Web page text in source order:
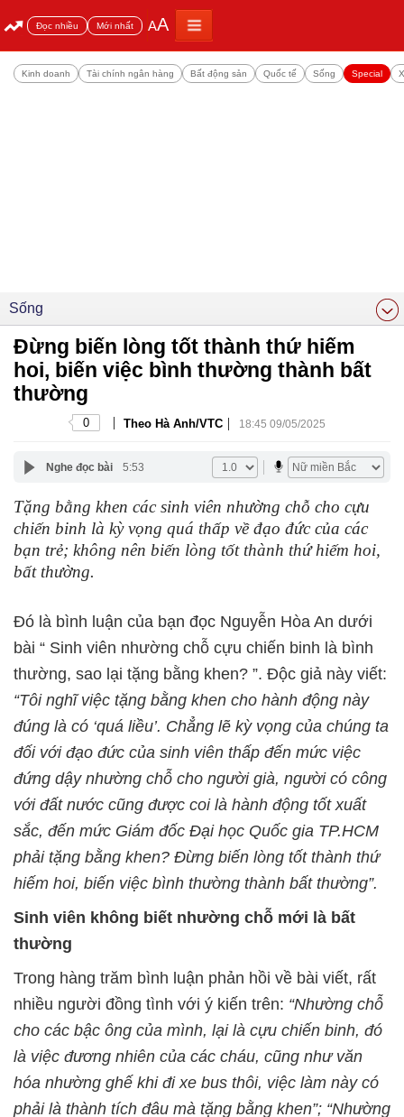
Đọc nhiều Mới nhất AA
Kinh doanh Tài chính ngân hàng Bất động sản Quốc tế Sống Special
Sống
Đừng biến lòng tốt thành thứ hiếm
hoi, biến việc bình thường thành bất
thường
0 | Theo Hà Anh/VTC | 18:45 09/05/2025
Nghe đọc bài 5:53
Tặng bằng khen các sinh viên nhường chỗ cho cựu
chiến binh là kỳ vọng quá thấp về đạo đức của các
bạn trẻ; không nên biến lòng tốt thành thứ hiếm hoi,
bất thường.
Đó là bình luận của bạn đọc Nguyễn Hòa An dưới
bài “ Sinh viên nhường chỗ cựu chiến binh là bình
thường, sao lại tặng bằng khen? ”. Độc giả này viết:
“Tôi nghĩ việc tặng bằng khen cho hành động này
đúng là có ‘quá liều’. Chẳng lẽ kỳ vọng của chúng ta
đối với đạo đức của sinh viên thấp đến mức việc
đứng dậy nhường chỗ cho người già, người có công
với đất nước cũng được coi là hành động tốt xuất
sắc, đến mức Giám đốc Đại học Quốc gia TP.HCM
phải tặng bằng khen? Đừng biến lòng tốt thành thứ
hiếm hoi, biến việc bình thường thành bất thường”.
Sinh viên không biết nhường chỗ mới là bất
thường
Trong hàng trăm bình luận phản hồi về bài viết, rất
nhiều người đồng tình với ý kiến trên: “Nhường chỗ
cho các bậc ông của mình, lại là cựu chiến binh, đó
là việc đương nhiên của các cháu, cũng như văn
hóa nhường ghế khi đi xe bus thôi, việc làm này có
phải là thành tích đâu mà tặng bằng khen”; “Nhường